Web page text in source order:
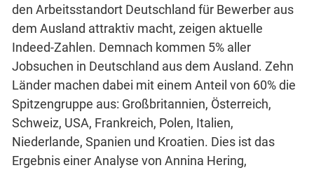
den Arbeitsstandort Deutschland für Bewerber aus
dem Ausland attraktiv macht, zeigen aktuelle
Indeed-Zahlen. Demnach kommen 5% aller
Jobsuchen in Deutschland aus dem Ausland. Zehn
Länder machen dabei mit einem Anteil von 60% die
Spitzengruppe aus: Großbritannien, Österreich,
Schweiz, USA, Frankreich, Polen, Italien,
Niederlande, Spanien und Kroatien. Dies ist das
Ergebnis einer Analyse von Annina Hering,